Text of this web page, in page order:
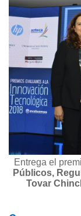
Entrega el
Públicos,
Tovar